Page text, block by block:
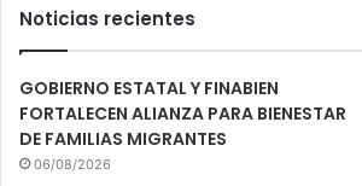
Noticias recientes
GOBIERNO ESTATAL Y FINABIEN
FORTALECEN ALIANZA PARA BIENESTAR
DE FAMILIAS MIGRANTES
06/08/2026